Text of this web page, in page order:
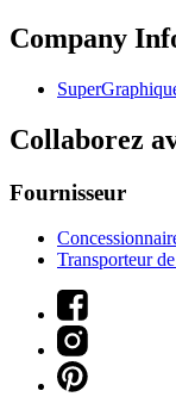
Company
Collaborez
Fournisseur
Transporteur